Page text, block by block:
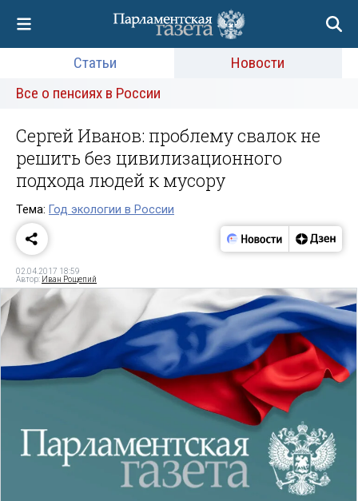
Статьи
Новости
Все о пенсиях в России
Сергей Иванов: проблему свалок не
решить без цивилизационного
подхода людей к мусору
Тема: Год экологии в России
02.04.2017 18:59
Автор: Иван Рощепий